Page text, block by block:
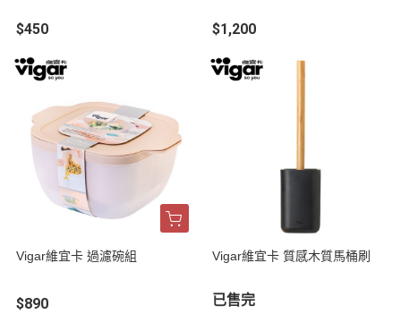
$450 $1,200
Vigar維宜卡 過濾碗組
$890
Vigar維宜卡 質感木質馬桶刷
已售完